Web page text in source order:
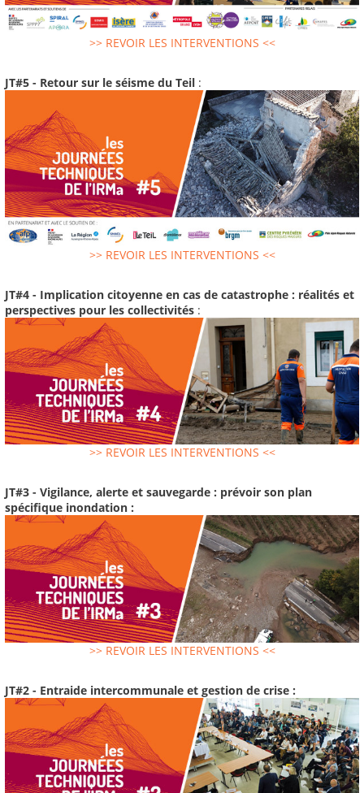
>> REVOIR LES INTERVENTIONS <<
JT#5 - Retour sur le séisme du Teil :
>> REVOIR LES INTERVENTIONS <<
JT#4 - Implication citoyenne en cas de catastrophe : réalités et
perspectives pour les collectivités :
>> REVOIR LES INTERVENTIONS <<
JT#3 - Vigilance, alerte et sauvegarde : prévoir son plan
spécifique inondation :
>> REVOIR LES INTERVENTIONS <<
JT#2 - Entraide intercommunale et gestion de crise :